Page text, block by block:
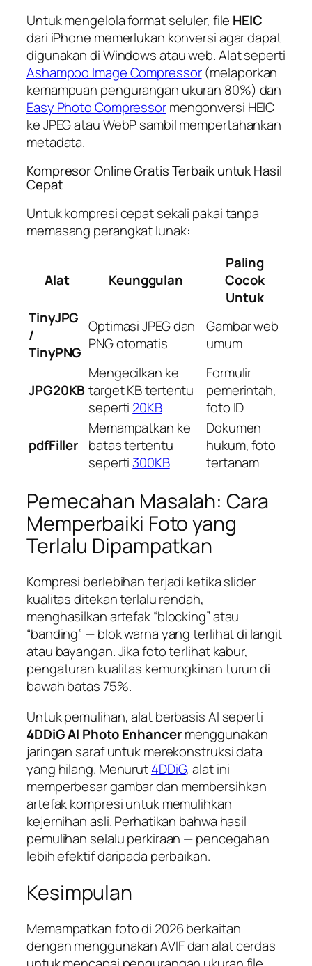
Untuk mengelola format seluler, file HEIC
dari iPhone memerlukan konversi agar dapat
digunakan di Windows atau web. Alat seperti
Ashampoo Image Compressor(melaporkan
kemampuan pengurangan ukuran 80%) dan
Easy Photo Compressormengonversi HEIC
ke JPEG atau WebP sambil mempertahankan
metadata.
Kompresor Online Gratis Terbaik untuk Hasil
Cepat
Untuk kompresi cepat sekali pakai tanpa
memasang perangkat lunak:
Alat Keunggulan
Paling
Cocok
Untuk
TinyJPG
/
TinyPNG
Optimasi JPEG dan
PNG otomatis
Gambar web
umum
JPG20KB
Mengecilkan ke
target KB tertentu
seperti 20KB
Formulir
pemerintah,
foto ID
pdfFiller
Memampatkan ke
batas tertentu
seperti 300KB
Dokumen
hukum, foto
tertanam
Pemecahan Masalah: Cara
Memperbaiki Foto yang
Terlalu Dipampatkan
Kompresi berlebihan terjadi ketika slider
kualitas ditekan terlalu rendah,
menghasilkan artefak “blocking” atau
“banding” — blok warna yang terlihat di langit
atau bayangan. Jika foto terlihat kabur,
pengaturan kualitas kemungkinan turun di
bawah batas 75%.
Untuk pemulihan, alat berbasis AI seperti
4DDiG AI Photo Enhancermenggunakan
jaringan saraf untuk merekonstruksi data
yang hilang. Menurut4DDiG, alat ini
memperbesar gambar dan membersihkan
artefak kompresi untuk memulihkan
kejernihan asli. Perhatikan bahwa hasil
pemulihan selalu perkiraan — pencegahan
lebih efektif daripada perbaikan.
Kesimpulan
Memampatkan foto di 2026 berkaitan
dengan menggunakan AVIF dan alat cerdas